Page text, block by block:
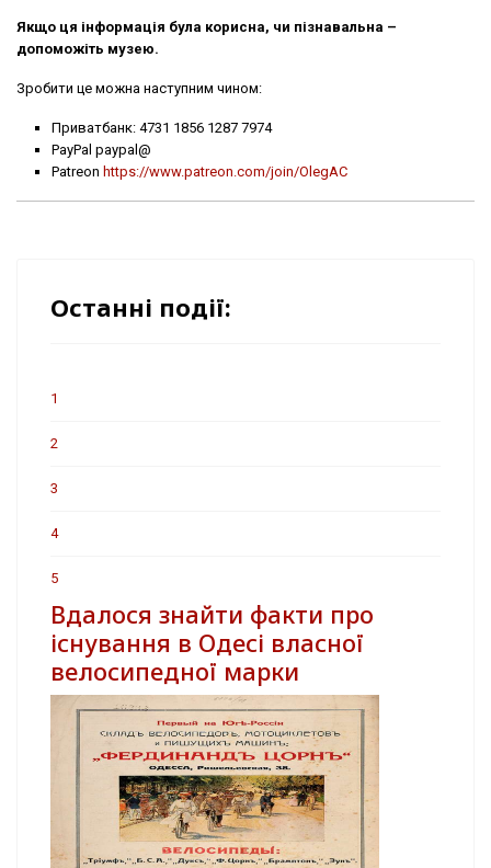
Якщо ця інформація була корисна, чи пізнавальна –
допоможіть музею.
Зробити це можна наступним чином:
Приватбанк: 4731 1856 1287 7974
PayPal paypal@
Patreon https://www.patreon.com/join/OlegAC
Останні події:
1
2
3
4
5
Вдалося знайти факти про
існування в Одесі власної
велосипедної марки